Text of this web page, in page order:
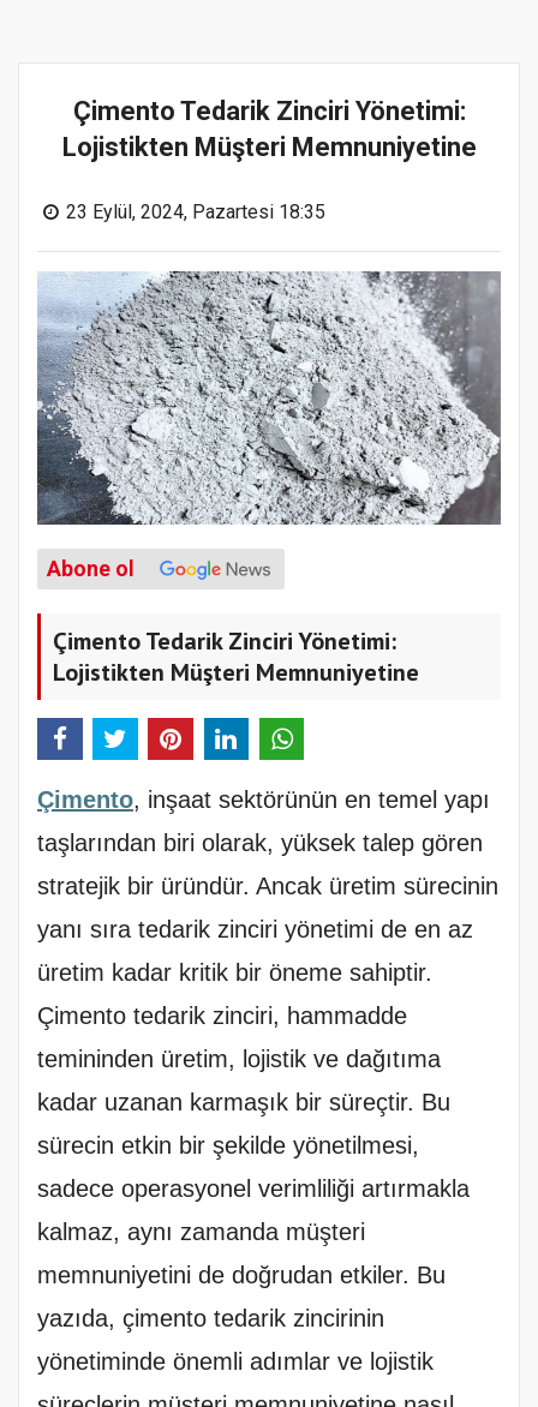
Çimento Tedarik Zinciri Yönetimi:
Lojistikten Müşteri Memnuniyetine
23 Eylül, 2024, Pazartesi 18:35
Abone ol
Çimento Tedarik Zinciri Yönetimi:
Lojistikten Müşteri Memnuniyetine
Çimento, inşaat sektörünün en temel yapı
taşlarından biri olarak, yüksek talep gören
stratejik bir üründür. Ancak üretim sürecinin
yanı sıra tedarik zinciri yönetimi de en az
üretim kadar kritik bir öneme sahiptir.
Çimento tedarik zinciri, hammadde
temininden üretim, lojistik ve dağıtıma
kadar uzanan karmaşık bir süreçtir. Bu
sürecin etkin bir şekilde yönetilmesi,
sadece operasyonel verimliliği artırmakla
kalmaz, aynı zamanda müşteri
memnuniyetini de doğrudan etkiler. Bu
yazıda, çimento tedarik zincirinin
yönetiminde önemli adımlar ve lojistik